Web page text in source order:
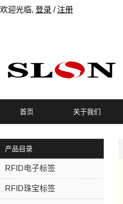
欢迎光临, 登录 / 注册
首页 关于我们
产品目录
RFID电子标签
RFID珠宝标签